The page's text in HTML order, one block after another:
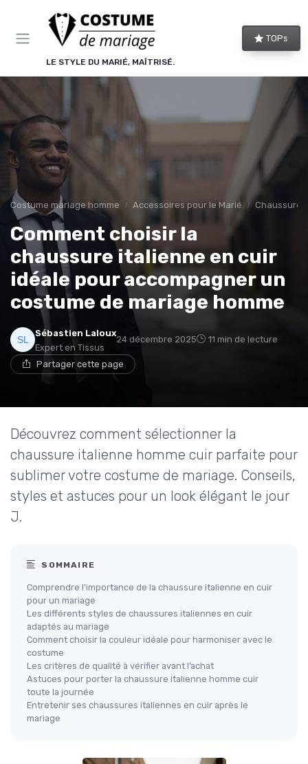
LE STYLE DU MARIÉ, MAÎTRISÉ.
TOPs
Costume mariage homme Accessoires pour le Marié
Comment choisir la
chaussure italienne en cuir
idéale pour accompagner un
costume de mariage homme
Sébastien Laloux
Expert en Tissus
24 décembre 2025 11 min de lecture
Partager cette page
Découvrez comment sélectionner la
chaussure italienne homme cuir parfaite pour
sublimer votre costume de mariage. Conseils,
styles et astuces pour un look élégant le jour
J.
SOMMAIRE
Comprendre l’importance de la chaussure italienne en cuir
pour un mariage
Les différents styles de chaussures italiennes en cuir
adaptés au mariage
Comment choisir la couleur idéale pour harmoniser avec le
costume
Les critères de qualité à vérifier avant l’achat
Astuces pour porter la chaussure italienne homme cuir
toute la journée
Entretenir ses chaussures italiennes en cuir après le
mariage